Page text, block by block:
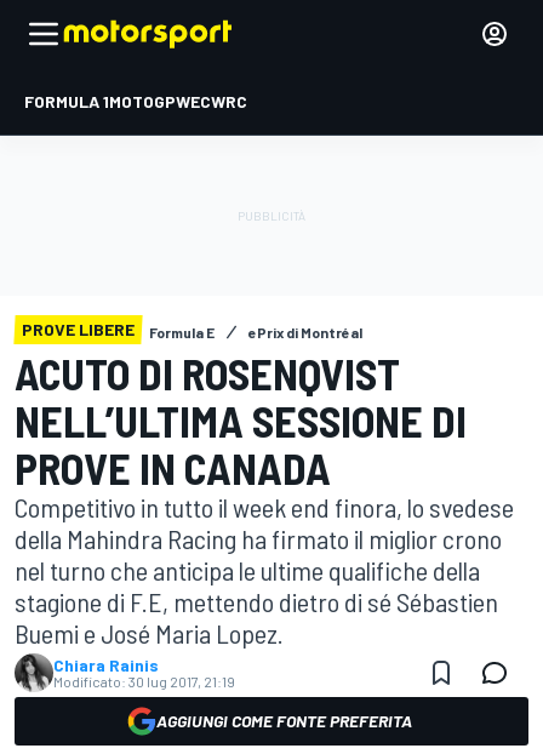
FORMULA 1MOTOGPWECWRC
PROVE LIBERE Formula E ePrix di Montréal
ACUTO DI ROSENQVIST
NELL’ULTIMA SESSIONE DI
PROVE IN CANADA
Competitivo in tutto il week end finora, lo svedese
della Mahindra Racing ha firmato il miglior crono
nel turno che anticipa le ultime qualifiche della
stagione di F.E, mettendo dietro di sé Sébastien
Buemi e José Maria Lopez.
Chiara Rainis
Modificato: 30 lug 2017, 21:19
AGGIUNGI COME FONTE PREFERITA